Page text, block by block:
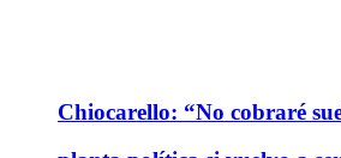
Chiocarello: “No cobraré